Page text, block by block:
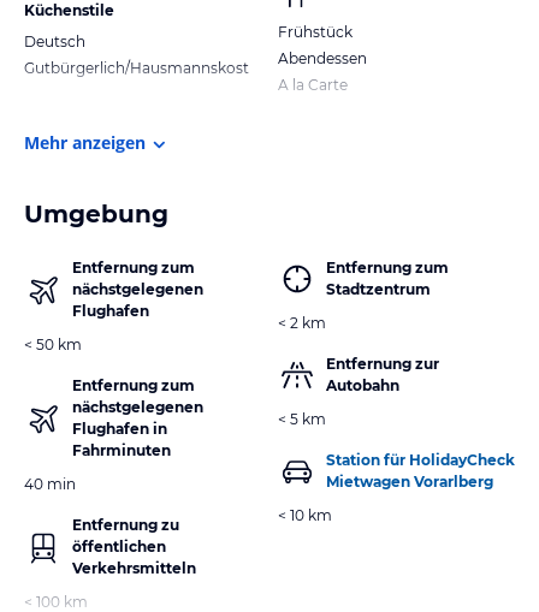
Küchenstile
Deutsch
Gutbürgerlich/Hausmannskost
Frühstück
Abendessen
A la Carte
Mehr anzeigen
Umgebung
Entfernung zum
nächstgelegenen
Flughafen
< 50 km
Entfernung zum
nächstgelegenen
Flughafen in
Fahrminuten
40 min
Entfernung zu
öffentlichen
Verkehrsmitteln
< 100 km
Entfernung zum
Stadtzentrum
< 2 km
Entfernung zur
Autobahn
< 5 km
Station für HolidayCheck
Mietwagen Vorarlberg
< 10 km